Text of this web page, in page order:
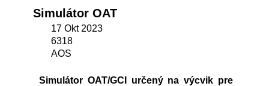
Simulátor OAT
17 Okt 2023
6318
AOS
Simulátor OAT/GCI určený na výcvik pre